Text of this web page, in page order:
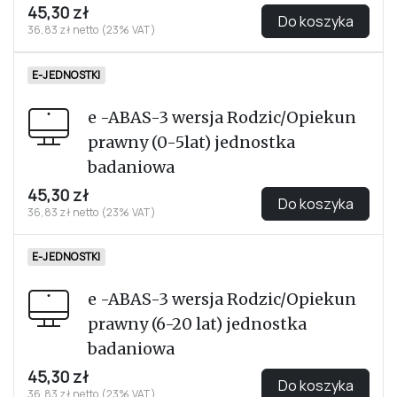
45,30 zł
36,83 zł netto (23% VAT) Do koszyka
E-JEDNOSTKI
e -ABAS-3 wersja Rodzic/Opiekun
prawny (0-5lat) jednostka
badaniowa
45,30 zł
36,83 zł netto (23% VAT) Do koszyka
E-JEDNOSTKI
e -ABAS-3 wersja Rodzic/Opiekun
prawny (6-20 lat) jednostka
badaniowa
45,30 zł
36,83 zł netto (23% VAT) Do koszyka